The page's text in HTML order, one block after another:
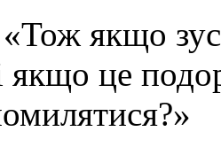
якщо
якщо це